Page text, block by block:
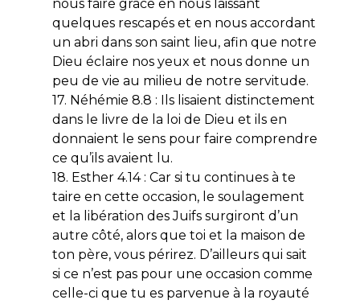
nous faire grâce en nous laissant
quelques rescapés et en nous accordant
un abri dans son saint lieu, afin que notre
Dieu éclaire nos yeux et nous donne un
peu de vie au milieu de notre servitude.
17. Néhémie 8.8 : Ils lisaient distinctement
dans le livre de la loi de Dieu et ils en
donnaient le sens pour faire comprendre
ce qu’ils avaient lu.
18. Esther 4.14 : Car si tu continues à te
taire en cette occasion, le soulagement
et la libération des Juifs surgiront d’un
autre côté, alors que toi et la maison de
ton père, vous périrez. D’ailleurs qui sait
si ce n’est pas pour une occasion comme
celle-ci que tu es parvenue à la royauté